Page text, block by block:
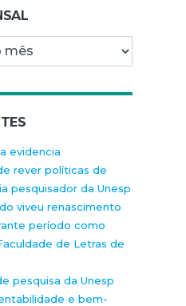
evidencia
rever políticas de
pesquisador da Unesp
viveu renascimento
período como
de Letras de
pesquisa da Unesp
e bem-